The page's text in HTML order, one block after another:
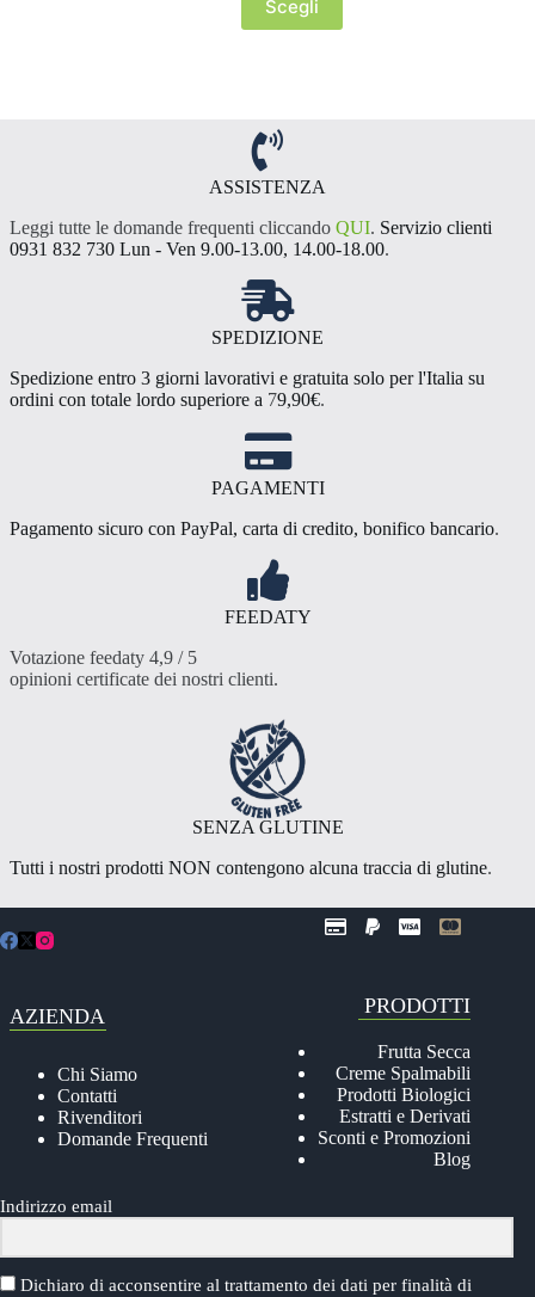
Scegli
Questo
prodotto
essere
nella
pagina
prodotto
ASSISTENZA
Leggi tutte le domande frequenti cliccando QUI. Servizio clienti
0931 832 730 Lun - Ven 9.00-13.00, 14.00-18.00.
SPEDIZIONE
Spedizione entro 3 giorni lavorativi e gratuita solo per l'Italia su
ordini con totale lordo superiore a 79,90€.
PAGAMENTI
Pagamento sicuro con PayPal, carta di credito, bonifico bancario.
FEEDATY
Votazione feedaty 4,9 / 5
opinioni certificate dei nostri clienti.
SENZA GLUTINE
Tutti i nostri prodotti NON contengono alcuna traccia di glutine.
AZIENDA
Chi Siamo
Contatti
Rivenditori
Domande Frequenti
PRODOTTI
Frutta Secca
Creme Spalmabili
Prodotti Biologici
Estratti e Derivati
Sconti e Promozioni
Blog
Indirizzo email
Dichiaro di acconsentire al trattamento dei dati per finalità di